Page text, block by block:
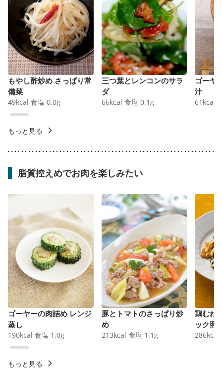
もやし酢炒め さっぱり常
備菜
49kcal 食塩 0.0g
三つ葉とレンコンのサラ
ダ
66kcal 食塩 0.1 g
ゴーヤ
汁
61 kcal
もっと見る
脂質控えめでお肉を楽しみたい
ゴーヤーの肉詰め レンジ
蒸し
190kcal 食塩 1.0g
豚とトマトのさっぱり炒
め
213kcal 食塩 1.1 g
鶏むね
ック照
286kcal
もっと見る